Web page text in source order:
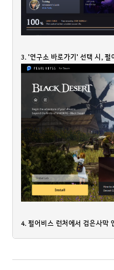
3. '연구소 바로가기' 선택 시, 펄
4. 펄어비스 런처에서 검은사막